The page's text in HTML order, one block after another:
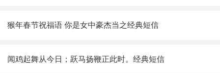
猴年春节祝福语 你是女中豪杰当之经典短信
闻鸡起舞从今日；跃马扬鞭正此时。 经典短信